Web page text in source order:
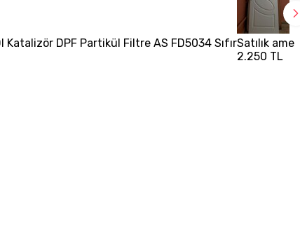
Katalizör DPF Partikül Filtre AS FD5034 SıfırSatılık
2.250 TL